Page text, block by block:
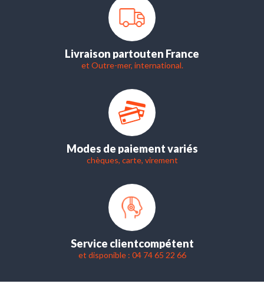
Livraison partouten France
et Outre-mer, international.
Modes de paiement variés
chèques, carte, virement
Service clientcompétent
et disponible : 04 74 65 22 66